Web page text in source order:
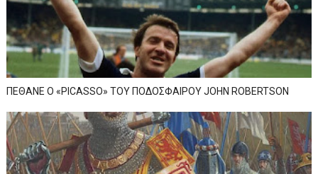
ΠΕΘΑΝΕ Ο «PICASSO» TOY ΠΟΔΟΣΦΑΙΡΟΥ JOHN ROBERTSON